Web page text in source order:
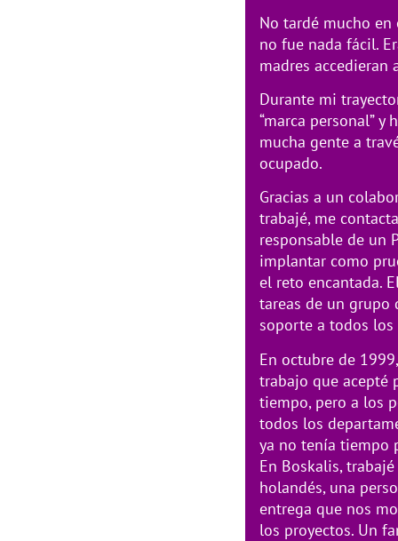
No tardé mucho en
no fue nada fácil.
madres accedieran
Durante mi
“marca personal”
mucha gente a
ocupado.
Gracias a un
trabajé, me
responsable de un
implantar como
el reto encantada.
tareas de un grupo
soporte a todos los
En octubre de
trabajo que acepté
tiempo, pero a los
todos los
ya no tenía tiempo
En Boskalis,
holandés, una
entrega que nos
los proyectos. Un